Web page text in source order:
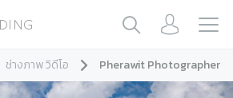
ช่างภาพ วิดีโอ Pherawit Photographer